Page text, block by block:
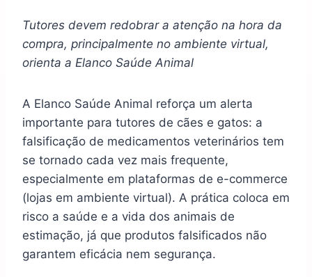
Tutores devem redobrar a atenção na hora da
compra, principalmente no ambiente virtual,
orienta a Elanco Saúde Animal
A Elanco Saúde Animal reforça um alerta
importante para tutores de cães e gatos: a
falsificação de medicamentos veterinários tem
se tornado cada vez mais frequente,
especialmente em plataformas de e-commerce
(lojas em ambiente virtual). A prática coloca em
risco a saúde e a vida dos animais de
estimação, já que produtos falsificados não
garantem eficácia nem segurança.